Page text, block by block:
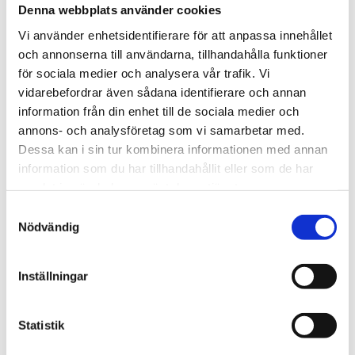
Denna webbplats använder cookies
Vi använder enhetsidentifierare för att anpassa innehållet
och annonserna till användarna, tillhandahålla funktioner
för sociala medier och analysera vår trafik. Vi
vidarebefordrar även sådana identifierare och annan
information från din enhet till de sociala medier och
annons- och analysföretag som vi samarbetar med.
Dessa kan i sin tur kombinera informationen med annan
information som du har tillhandahållit eller som de har
Nödvändig
Inställningar
Statistik
Afrika
Nigeriansk kvinna ville
slå världs­rekord – läste